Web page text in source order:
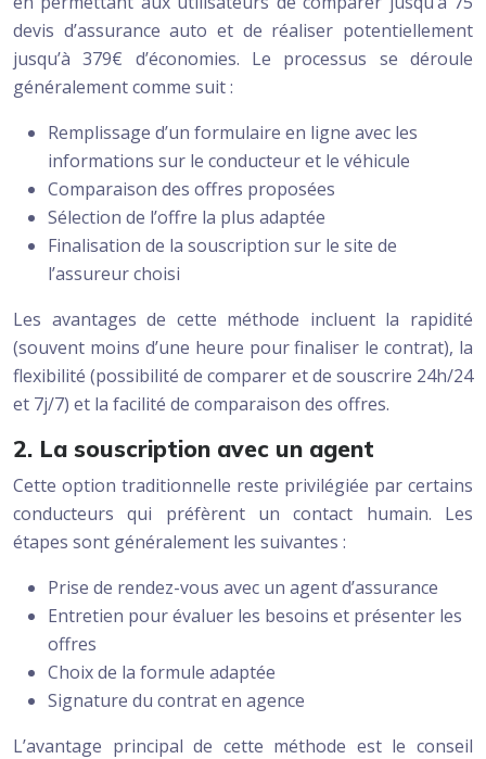
devis d’assurance auto et de réaliser potentiellement
jusqu’à 379€ d’économies. Le processus se déroule
généralement comme suit :
Remplissage d’un formulaire en ligne avec les
informations sur le conducteur et le véhicule
Comparaison des offres proposées
Sélection de l’offre la plus adaptée
Finalisation de la souscription sur le site de
l’assureur choisi
Les avantages de cette méthode incluent la rapidité
(souvent moins d’une heure pour finaliser le contrat), la
flexibilité (possibilité de comparer et de souscrire 24h/24
et 7j/7) et la facilité de comparaison des offres.
2. La souscription avec un agent
Cette option traditionnelle reste privilégiée par certains
conducteurs qui préfèrent un contact humain. Les
étapes sont généralement les suivantes :
Prise de rendez-vous avec un agent d’assurance
Entretien pour évaluer les besoins et présenter les
offres
Choix de la formule adaptée
Signature du contrat en agence
L’avantage principal de cette méthode est le conseil